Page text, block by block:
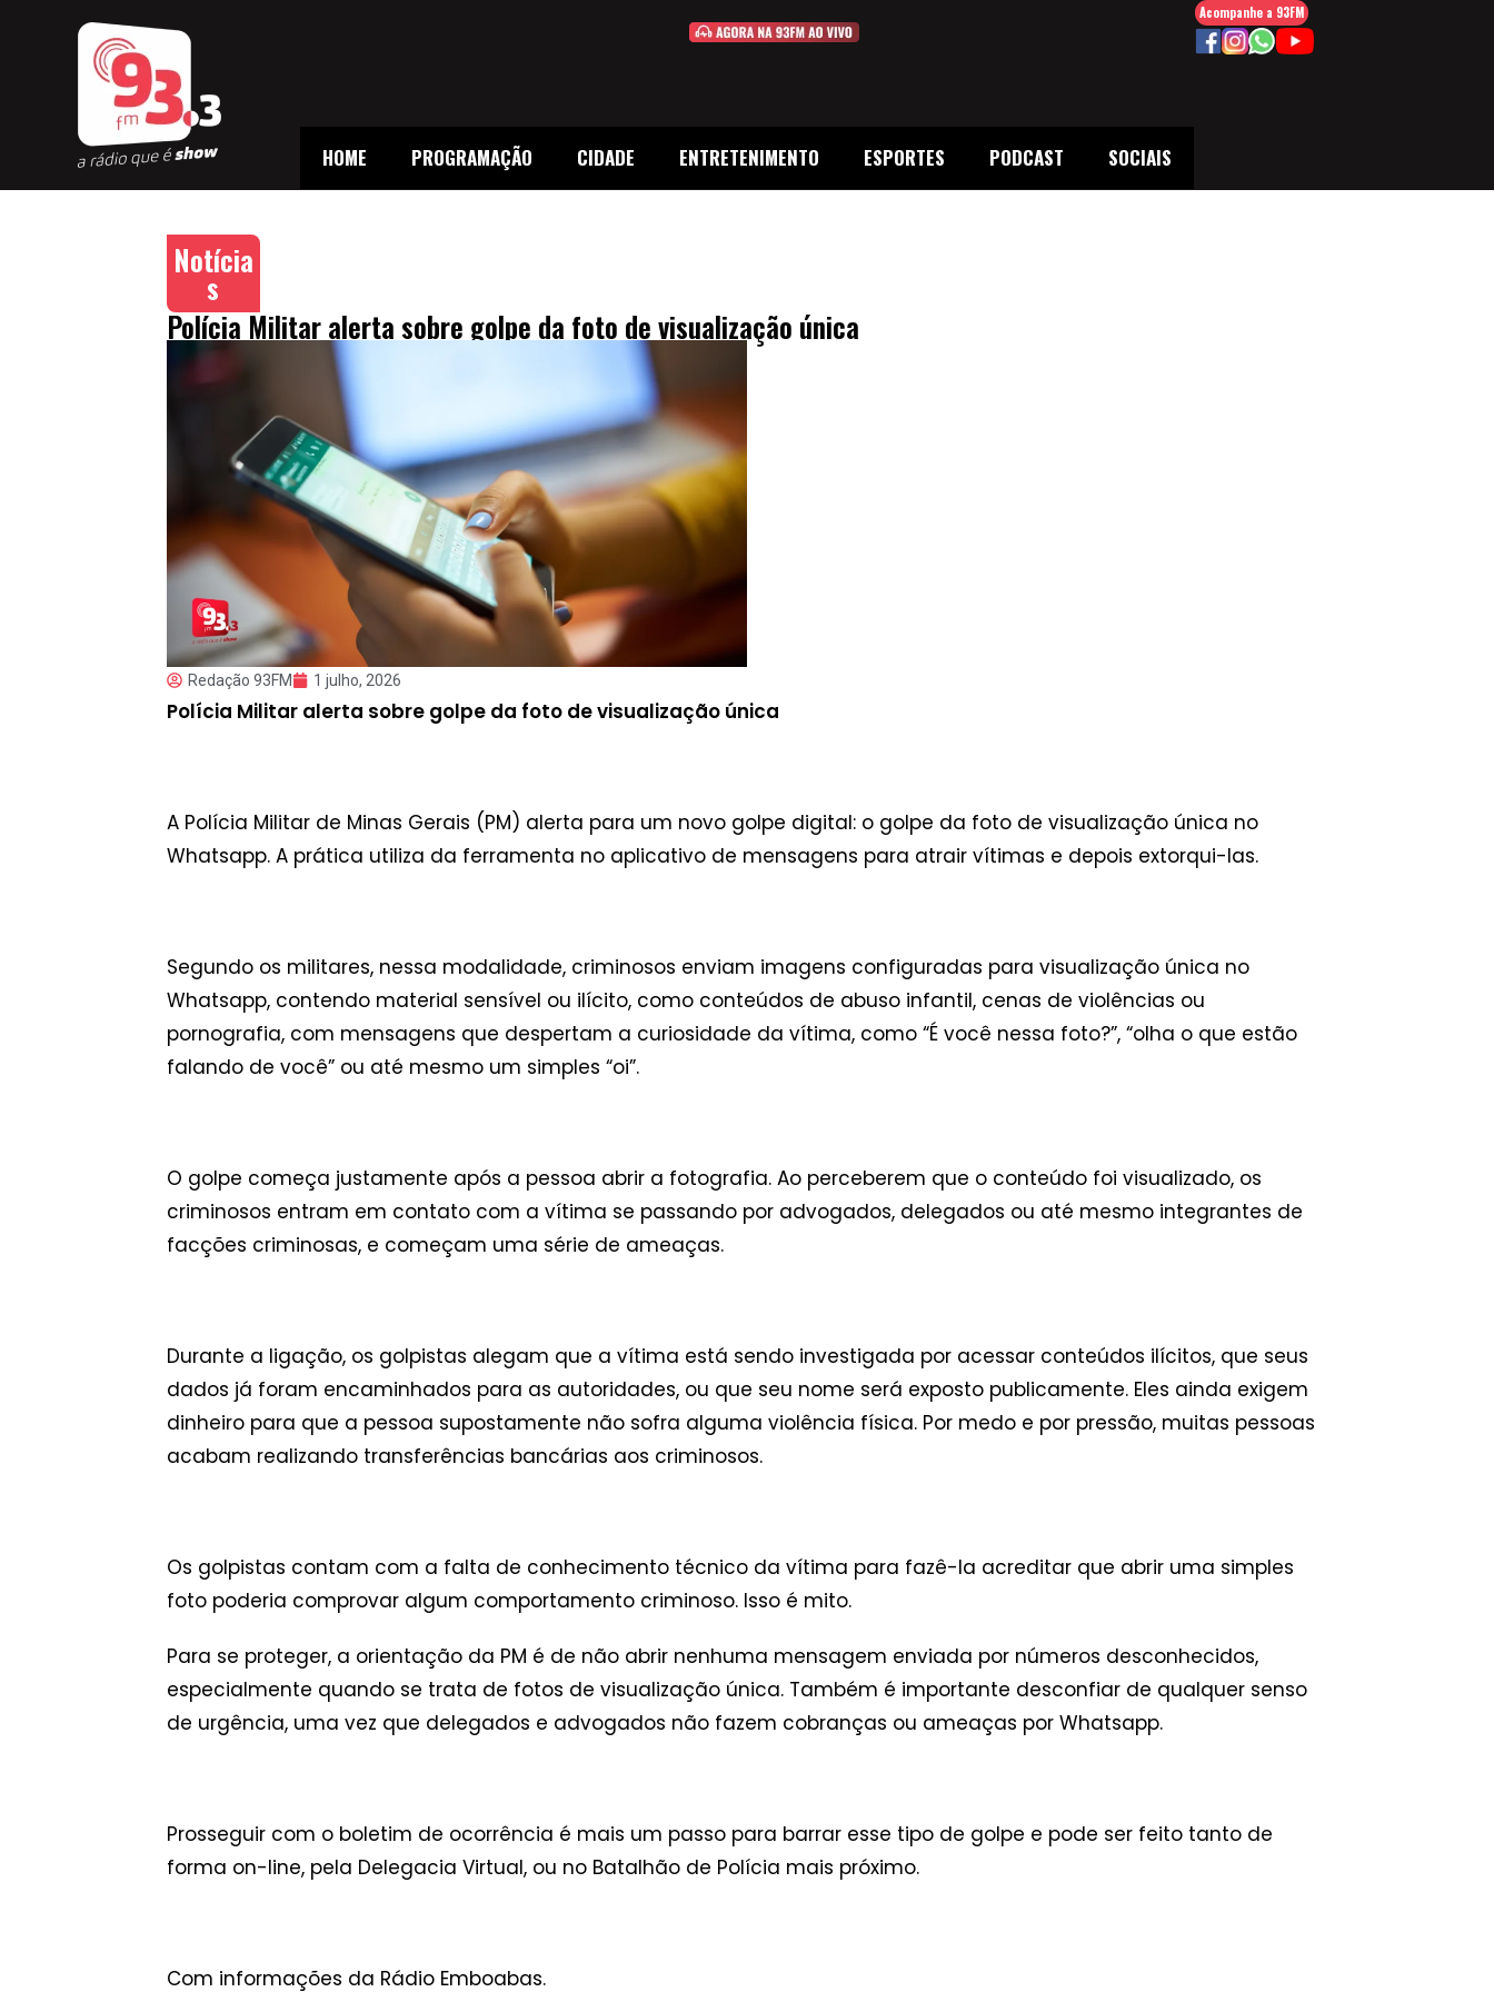
HOME PROGRAMAÇÃO CIDADE ENTRETENIMENTO ESPORTES PODCAST SOCIAIS
Acompanhe a 93FM
Notícia
s
Polícia Militar alerta sobre golpe da foto de visualização única
Redação 93FM 1 julho, 2026
Polícia Militar alerta sobre golpe da foto de visualização única
A Polícia Militar de Minas Gerais (PM) alerta para um novo golpe digital: o golpe da foto de visualização única no
Whatsapp. A prática utiliza da ferramenta no aplicativo de mensagens para atrair vítimas e depois extorqui-las.
Segundo os militares, nessa modalidade, criminosos enviam imagens configuradas para visualização única no
Whatsapp, contendo material sensível ou ilícito, como conteúdos de abuso infantil, cenas de violências ou
pornografia, com mensagens que despertam a curiosidade da vítima, como “É você nessa foto?”, “olha o que estão
falando de você” ou até mesmo um simples “oi”.
O golpe começa justamente após a pessoa abrir a fotografia. Ao perceberem que o conteúdo foi visualizado, os
criminosos entram em contato com a vítima se passando por advogados, delegados ou até mesmo integrantes de
facções criminosas, e começam uma série de ameaças.
Durante a ligação, os golpistas alegam que a vítima está sendo investigada por acessar conteúdos ilícitos, que seus
dados já foram encaminhados para as autoridades, ou que seu nome será exposto publicamente. Eles ainda exigem
dinheiro para que a pessoa supostamente não sofra alguma violência física. Por medo e por pressão, muitas pessoas
acabam realizando transferências bancárias aos criminosos.
Os golpistas contam com a falta de conhecimento técnico da vítima para fazê-la acreditar que abrir uma simples
foto poderia comprovar algum comportamento criminoso. Isso é mito.
Para se proteger, a orientação da PM é de não abrir nenhuma mensagem enviada por números desconhecidos,
especialmente quando se trata de fotos de visualização única. Também é importante desconfiar de qualquer senso
de urgência, uma vez que delegados e advogados não fazem cobranças ou ameaças por Whatsapp.
Prosseguir com o boletim de ocorrência é mais um passo para barrar esse tipo de golpe e pode ser feito tanto de
forma on-line, pela Delegacia Virtual, ou no Batalhão de Polícia mais próximo.
Com informações da Rádio Emboabas.